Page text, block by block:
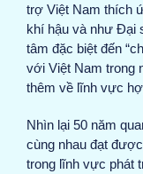
trợ Việt Nam thích
khí hậu và như Đại
tâm đặc biệt đến
với Việt Nam trong
thêm về lĩnh vực
Nhìn lại 50 năm
cùng nhau đạt
trong lĩnh vực phát